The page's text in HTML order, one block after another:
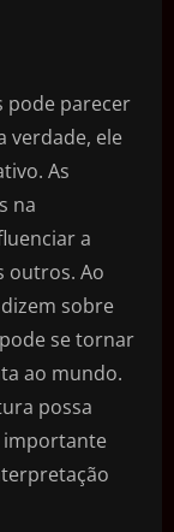
pode parecer
verdade, ele
As
na
a
outros. Ao
sobre
se tornar
ao mundo.
possa
importante